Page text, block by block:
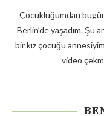
Çocukluğumdan
Berlin’de yaşadım. Şu
bir kız çocuğu
video